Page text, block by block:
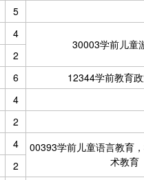
5
4
30003学前儿童
2
6 12344学前教育
4
2
4
00393学前儿童语言教育
术教育
2